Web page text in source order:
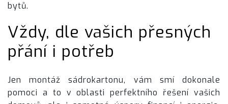
bytů.
Vždy, dle vašich přesných
přání i potřeb
Jen montáž sádrokartonu, vám smí dokonale
pomoci a to v oblasti perfektního řešení vašich